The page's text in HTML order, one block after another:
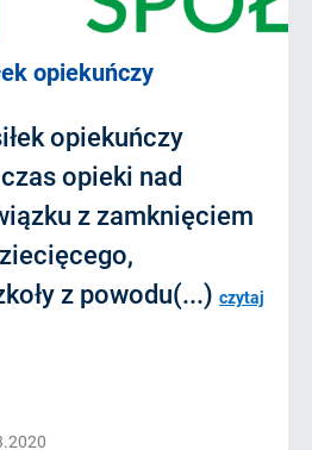
opiekuńczy
opiekuńczy
opieki nad
z zamknięciem
z powodu(...) czytaj